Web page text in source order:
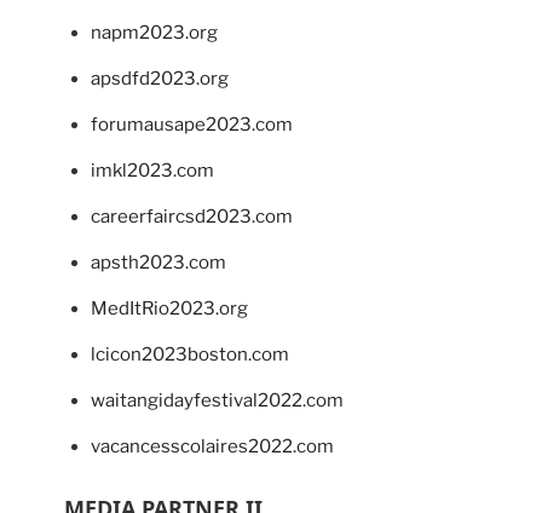
napm2023.org
apsdfd2023.org
forumausape2023.com
imkl2023.com
careerfaircsd2023.com
apsth2023.com
MedItRio2023.org
lcicon2023boston.com
waitangidayfestival2022.com
vacancesscolaires2022.com